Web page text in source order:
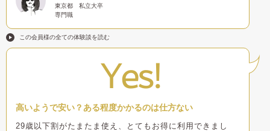
東京都
私立大卒
専門職
この会員様の全ての体験談を読む
Yes!
高いようで安い？ある程度かかるのは仕方ない
29歳以下割がたまたま使え、とてもお得に利用できまし